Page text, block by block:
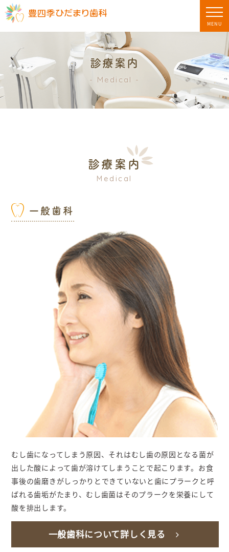
MENU
診療案内
Medical
診療案内
Medical
一般歯科
むし歯になってしまう原因、それはむし歯の原因となる菌が
出した酸によって歯が溶けてしまうことで起こります。お食
事後の歯磨きがしっかりとできていないと歯にプラークと呼
ばれる歯垢がたまり、むし歯菌はそのプラークを栄養にして
酸を排出します。
一般歯科について詳しく見る